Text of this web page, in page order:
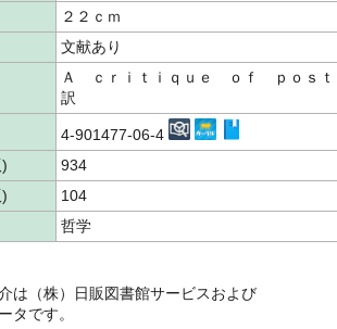
２２ｃｍ
文献あり
Ａ ｃｒｉｔｉｑｕｅ ｏｆ ｐｏｓｔ
訳
4-901477-06-4
934
104
哲学
は（株）日販図書館サービスおよび
タです。